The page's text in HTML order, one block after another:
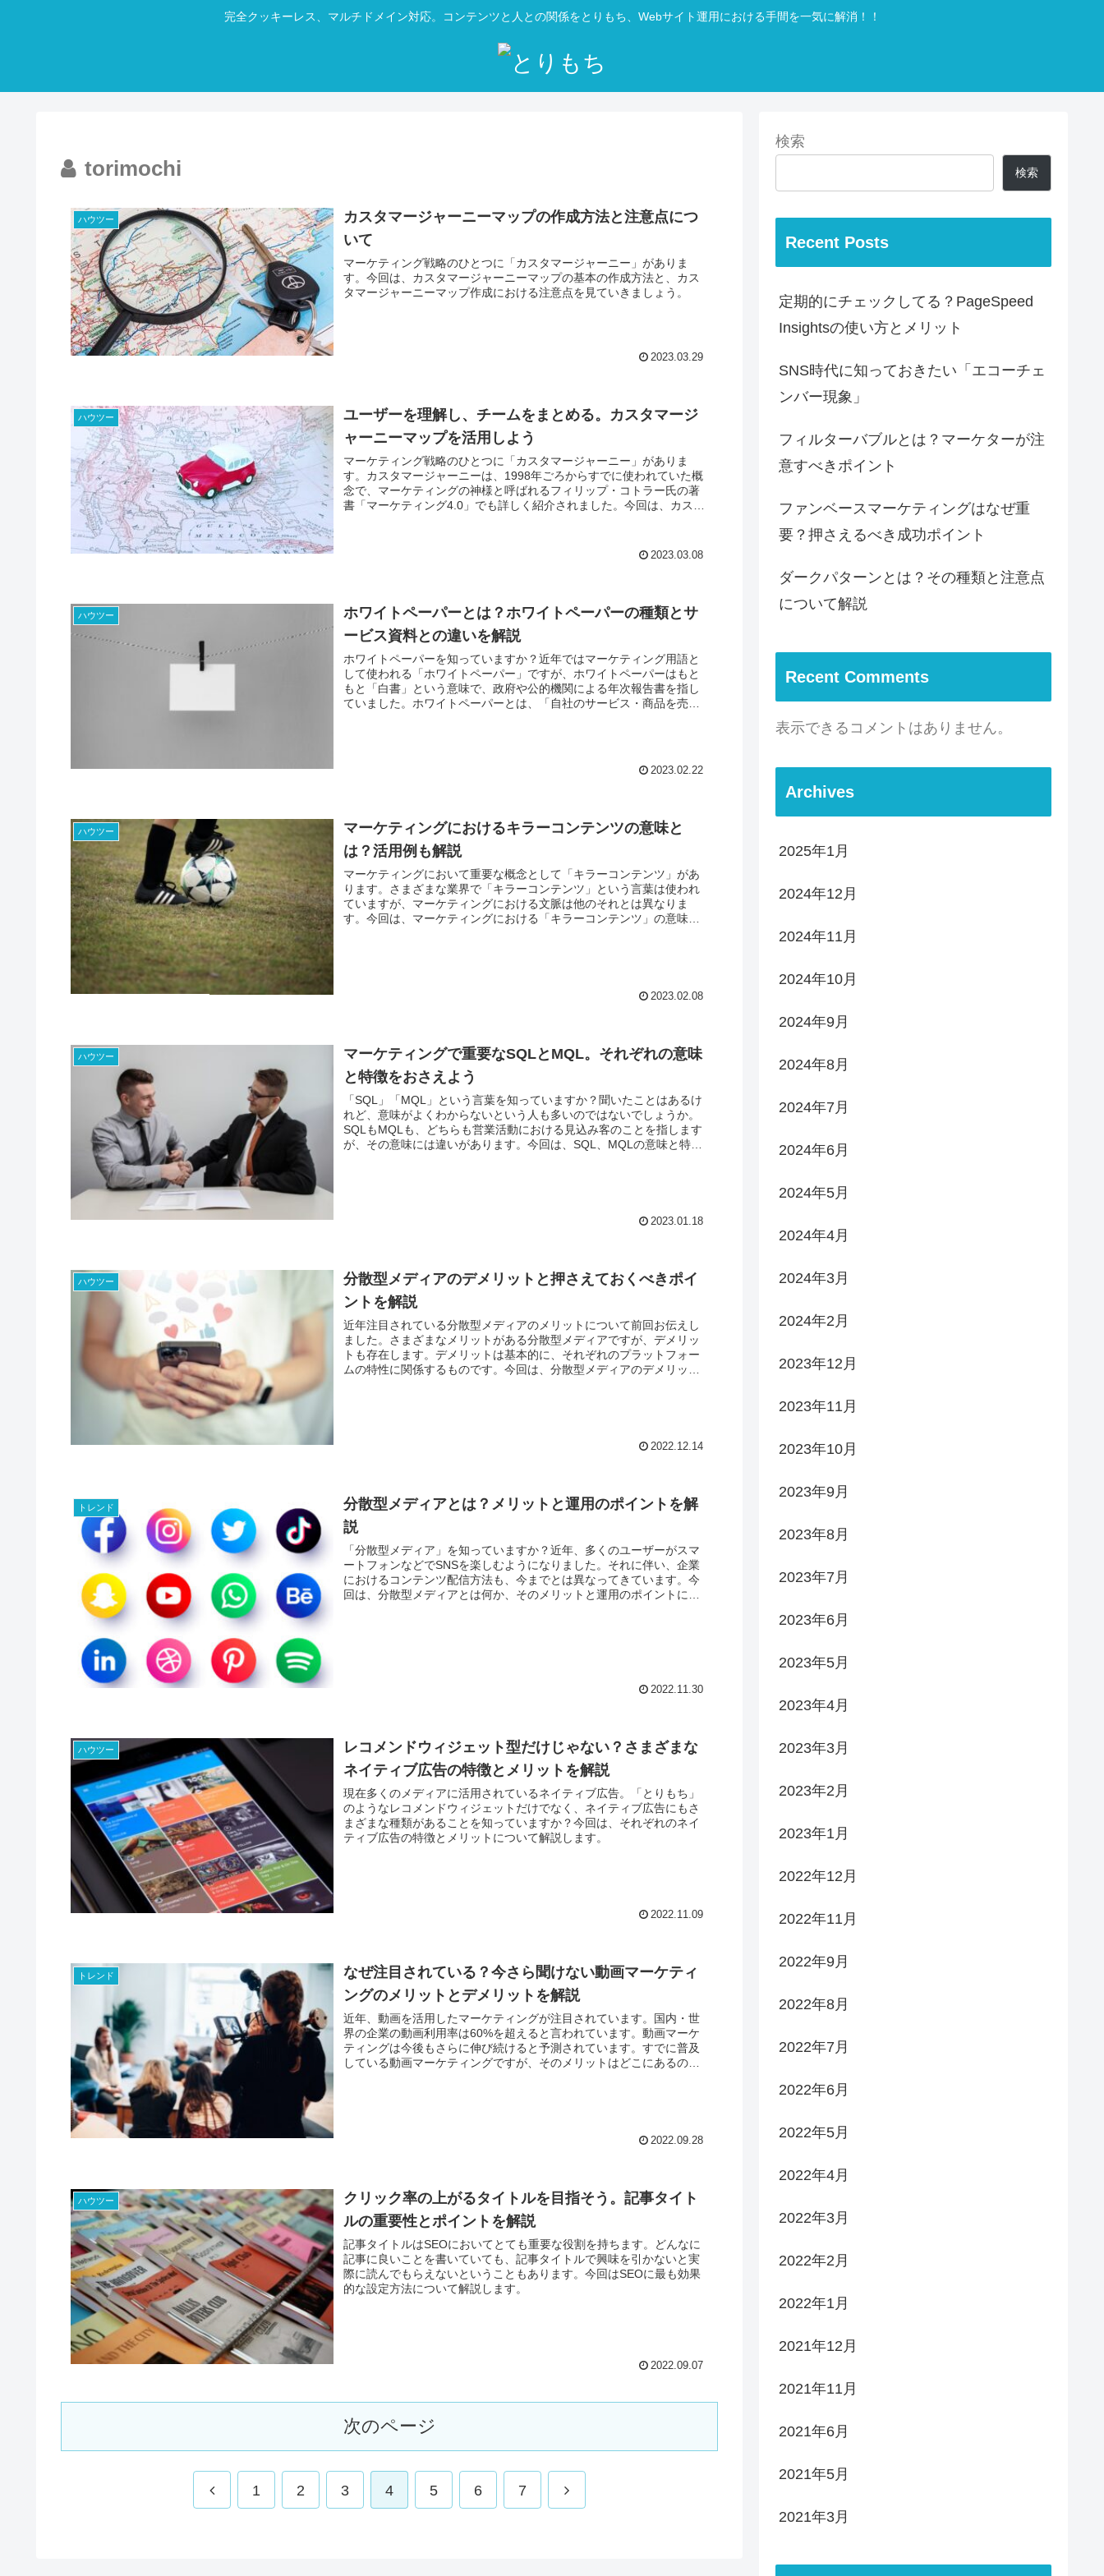
完全クッキーレス、マルチドメイン対応。コンテンツと人との関係をとりもち、Webサイト運用における手間を一気に解消！！
torimochi
ハウツー
カスタマージャーニーマップの作成方法と注意点につ
いて
マーケティング戦略のひとつに「カスタマージャーニー」がありま
す。今回は、カスタマージャーニーマップの基本の作成方法と、カス
タマージャーニーマップ作成における注意点を見ていきましょう。
2023.03.29
ハウツー
ユーザーを理解し、チームをまとめる。カスタマージ
ャーニーマップを活用しよう
マーケティング戦略のひとつに「カスタマージャーニー」がありま
す。カスタマージャーニーは、1998年ごろからすでに使われていた概
念で、マーケティングの神様と呼ばれるフィリップ・コトラー氏の著
書「マーケティング4.0」でも詳しく紹介されました。今回は、カスタ
2023.03.08
ハウツー
ホワイトペーパーとは？ホワイトペーパーの種類とサ
ービス資料との違いを解説
ホワイトペーパーを知っていますか？近年ではマーケティング用語と
して使われる「ホワイトペーパー」ですが、ホワイトペーパーはもと
もと「白書」という意味で、政府や公的機関による年次報告書を指し
ていました。ホワイトペーパーとは、「自社のサービス・商品を売り
2023.02.22
ハウツー
マーケティングにおけるキラーコンテンツの意味と
は？活用例も解説
マーケティングにおいて重要な概念として「キラーコンテンツ」があ
ります。さまざまな業界で「キラーコンテンツ」という言葉は使われ
ていますが、マーケティングにおける文脈は他のそれとは異なりま
す。今回は、マーケティングにおける「キラーコンテンツ」の意味と
2023.02.08
ハウツー
マーケティングで重要なSQLとMQL。それぞれの意味
と特徴をおさえよう
「SQL」「MQL」という言葉を知っていますか？聞いたことはあるけ
れど、意味がよくわからないという人も多いのではないでしょうか。
SQLもMQLも、どちらも営業活動における見込み客のことを指します
が、その意味には違いがあります。今回は、SQL、MQLの意味と特徴
2023.01.18
ハウツー
分散型メディアのデメリットと押さえておくべきポイ
ントを解説
近年注目されている分散型メディアのメリットについて前回お伝えし
ました。さまざまなメリットがある分散型メディアですが、デメリッ
トも存在します。デメリットは基本的に、それぞれのプラットフォー
ムの特性に関係するものです。今回は、分散型メディアのデメリット
2022.12.14
トレンド
分散型メディアとは？メリットと運用のポイントを解
説
「分散型メディア」を知っていますか？近年、多くのユーザーがスマ
ートフォンなどでSNSを楽しむようになりました。それに伴い、企業
におけるコンテンツ配信方法も、今までとは異なってきています。今
回は、分散型メディアとは何か、そのメリットと運用のポイントにつ
2022.11.30
ハウツー
レコメンドウィジェット型だけじゃない？さまざまな
ネイティブ広告の特徴とメリットを解説
現在多くのメディアに活用されているネイティブ広告。「とりもち」
のようなレコメンドウィジェットだけでなく、ネイティブ広告にもさ
まざまな種類があることを知っていますか？今回は、それぞれのネイ
ティブ広告の特徴とメリットについて解説します。
2022.11.09
トレンド
なぜ注目されている？今さら聞けない動画マーケティ
ングのメリットとデメリットを解説
近年、動画を活用したマーケティングが注目されています。国内・世
界の企業の動画利用率は60%を超えると言われています。動画マーケ
ティングは今後もさらに伸び続けると予測されています。すでに普及
している動画マーケティングですが、そのメリットはどこにあるので
2022.09.28
ハウツー
クリック率の上がるタイトルを目指そう。記事タイト
ルの重要性とポイントを解説
記事タイトルはSEOにおいてとても重要な役割を持ちます。どんなに
記事に良いことを書いていても、記事タイトルで興味を引かないと実
際に読んでもらえないということもあります。今回はSEOに最も効果
的な設定方法について解説します。
2022.09.07
次のページ
前 1 2 3 4 5 6 7 次
検索
検索
Recent Posts
定期的にチェックしてる？PageSpeed
Insightsの使い方とメリット
SNS時代に知っておきたい「エコーチェ
ンバー現象」
フィルターバブルとは？マーケターが注
意すべきポイント
ファンベースマーケティングはなぜ重
要？押さえるべき成功ポイント
ダークパターンとは？その種類と注意点
について解説
Recent Comments
表示できるコメントはありません。
Archives
2025年1月
2024年12月
2024年11月
2024年10月
2024年9月
2024年8月
2024年7月
2024年6月
2024年5月
2024年4月
2024年3月
2024年2月
2023年12月
2023年11月
2023年10月
2023年9月
2023年8月
2023年7月
2023年6月
2023年5月
2023年4月
2023年3月
2023年2月
2023年1月
2022年12月
2022年11月
2022年9月
2022年8月
2022年7月
2022年6月
2022年5月
2022年4月
2022年3月
2022年2月
2022年1月
2021年12月
2021年11月
2021年6月
2021年5月
2021年3月